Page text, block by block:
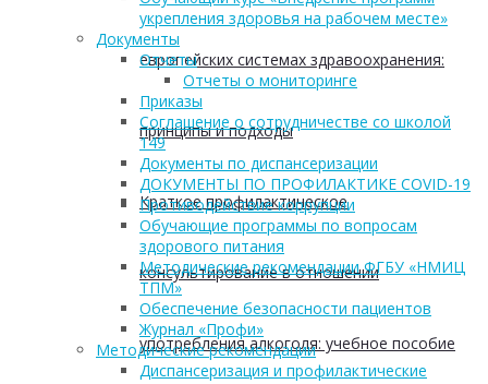
европейских системах здравоохранения:
принципы и подходы
Краткое профилактическое
консультирование в отношении
употребления алкоголя: учебное пособие
укрепления здоровья на рабочем месте»
Документы
Отчеты
Отчеты о мониторинге
Приказы
Соглашение о сотрудничестве со школой
149
Документы по диспансеризации
ДОКУМЕНТЫ ПО ПРОФИЛАКТИКЕ COVID-19
Противодействие коррупции
Обучающие программы по вопросам
здорового питания
Методические рекомендации ФГБУ «НМИЦ
ТПМ»
Обеспечение безопасности пациентов
Журнал «Профи»
Методические рекомендации
Диспансеризация и профилактические